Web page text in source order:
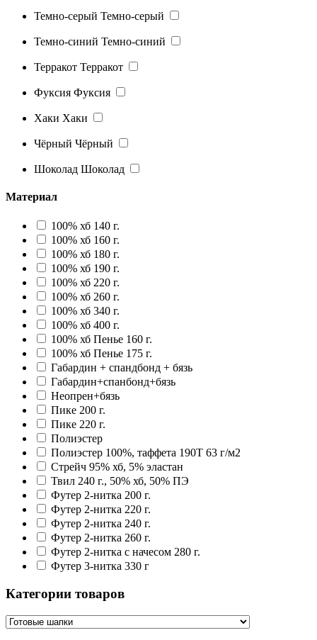
Темно-серый Темно-серый
Темно-синий Темно-синий
Терракот Терракот
Фуксия Фуксия
Хаки Хаки
Чёрный Чёрный
Шоколад Шоколад
Материал
100% хб 140 г.
100% хб 160 г.
100% хб 180 г.
100% хб 190 г.
100% хб 220 г.
100% хб 260 г.
100% хб 340 г.
100% хб 400 г.
100% хб Пенье 160 г.
100% хб Пенье 175 г.
Габардин + спандбонд + бязь
Габардин+спанбонд+бязь
Неопрен+бязь
Пике 200 г.
Пике 220 г.
Полиэстер
Полиэстер 100%, таффета 190T 63 г/м2
Стрейч 95% хб, 5% эластан
Твил 240 г., 50% хб, 50% ПЭ
Футер 2-нитка 200 г.
Футер 2-нитка 220 г.
Футер 2-нитка 240 г.
Футер 2-нитка 260 г.
Футер 2-нитка с начесом 280 г.
Футер 3-нитка 330 г
Категории товаров